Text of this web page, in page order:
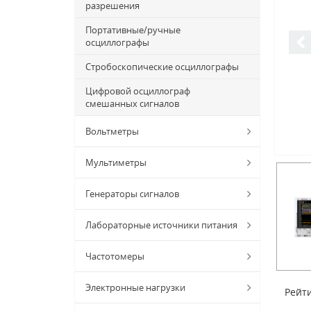
разрешения
Портативные/ручные
осциллографы
Стробоскопические осциллографы
Цифровой осциллограф
смешанных сигналов
Вольтметры
Мультиметры
Генераторы сигналов
Лабораторные источники питания
Частотомеры
Электронные нагрузки